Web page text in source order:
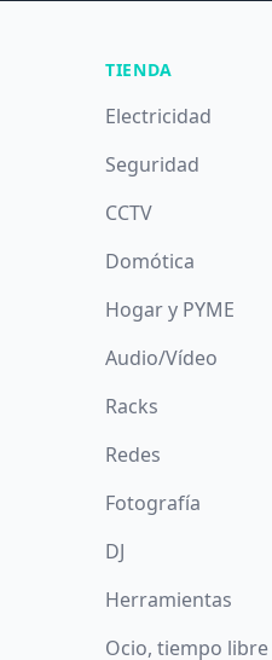
TIENDA
Electricidad
Seguridad
CCTV
Domótica
Hogar y PYME
Audio/Vídeo
Racks
Redes
Fotografía
DJ
Herramientas
Ocio, tiempo